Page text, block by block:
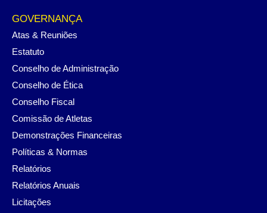
GOVERNANÇA
Atas & Reuniões
Estatuto
Conselho de Administração
Conselho de Ética
Conselho Fiscal
Comissão de Atletas
Demonstrações Financeiras
Políticas & Normas
Relatórios
Relatórios Anuais
Licitações